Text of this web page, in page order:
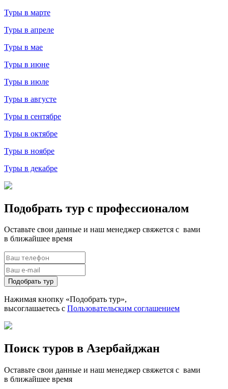
Туры в марте
Туры в апреле
Туры в мае
Туры в июне
Туры в июле
Туры в августе
Туры в сентябре
Туры в октябре
Туры в ноябре
Туры в декабре
Подобрать тур с профессионалом
Оставьте свои данные и наш менеджер свяжется с вами
в ближайшее время
Подобрать тур
Нажимая кнопку «Подобрать тур»,
высоглашаетесь с Пользовательским соглашением
Поиск туров в Азербайджан
Оставьте свои данные и наш менеджер свяжется с вами
в ближайшее время